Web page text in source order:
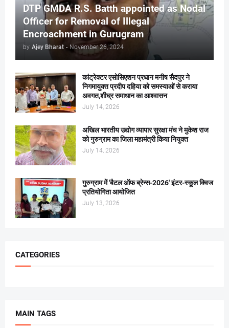
DTP GMDA R.S. Batth appointed as Nodal
Officer for Removal of Illegal
Encroachment in Gurugram
by Ajey Bharat - November 26, 2024
कांट्रेक्टर एसोसिएशन प्रधान मनीष सैदपुर ने
निगमायुक्त प्रदीप दहिया को समस्याओं से कराया
अवगत,शीघ्र समाधान का आश्वासन
July 14, 2026
अखिल भारतीय उद्योग व्यापार सुरक्षा मंच ने मुकेश राज
को गुरुग्राम का जिला महामंत्री किया नियुक्त
July 14, 2026
गुरुग्राम में 'बैटल ऑफ ब्रेन्स-2026' इंटर-स्कूल क्विज
प्रतियोगिता आयोजित
July 13, 2026
CATEGORIES
MAIN TAGS